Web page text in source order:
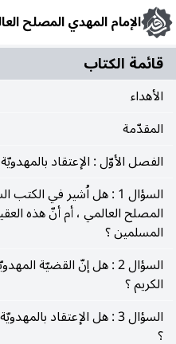
الإمام المهدي المصلح
قائمة الکتاب
الأهداء
المقدّمة
الفصل الأوّل : الإعتقاد بالمهدويّة
السؤال 1 : هل اُشير في
المصلح العالمي ، أم أنّ هذه
المسلمين ؟
السؤال 2 : هل إنّ القضيّة
الكريم ؟
السؤال 3 : هل الإعتقاد
؟
هذه الصفحة في